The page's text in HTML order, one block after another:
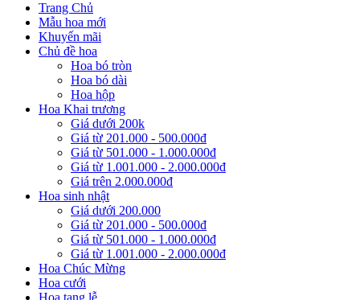
Trang Chủ
Mẫu hoa mới
Khuyến mãi
Chủ đề hoa
Hoa bó tròn
Hoa bó dài
Hoa hộp
Hoa Khai trương
Giá dưới 200k
Giá từ 201.000 - 500.000đ
Giá từ 501.000 - 1.000.000đ
Giá từ 1.001.000 - 2.000.000đ
Giá trên 2.000.000đ
Hoa sinh nhật
Giá dưới 200.000
Giá từ 201.000 - 500.000đ
Giá từ 501.000 - 1.000.000đ
Giá từ 1.001.000 - 2.000.000đ
Hoa Chúc Mừng
Hoa cưới
Hoa tang lễ